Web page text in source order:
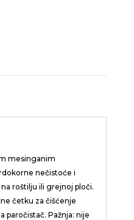
mesinganim
nečistoće i
roštilju ili grejnoj ploči.
četku za čišćenje
paročistač. Pažnja: nije